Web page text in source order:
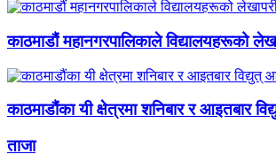
काठमाडौं महानगरपालिकाले विद्यालयहरूको
काठमाडौंका यी क्षेत्रमा शनिबार र आइतबार
ताजा